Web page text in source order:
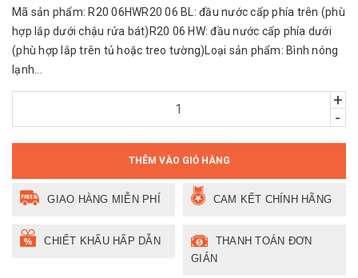
Mã sản phẩm: R20 06HWR20 06 BL: đầu nước cấp phía trên (phù
hợp lắp dưới chậu rửa bát)R20 06 HW: đầu nước cấp phía dưới
(phù hợp lắp trên tủ hoặc treo tường)Loại sản phẩm: Bình nóng
lạnh...
+
-
THÊM VÀO GIỎ HÀNG
GIAO HÀNG MIỄN PHÍ CAM KẾT CHÍNH HÃNG
CHIẾT KHẤU HẤP DẪN
THANH TOÁN ĐƠN
GIẢN